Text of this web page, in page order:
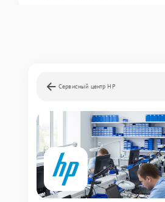
Сервисный центр HP